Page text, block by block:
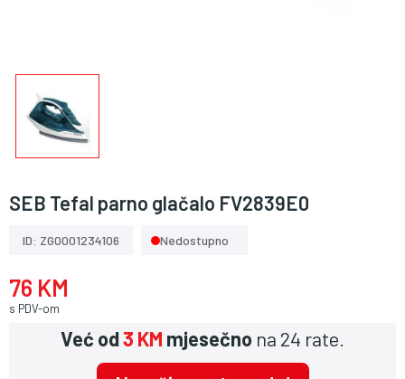
SEB Tefal parno glačalo FV2839E0
ID: ZG0001234106 Nedostupno
76 KM
s PDV-om
Već od3 KM mjesečno na 24 rate.